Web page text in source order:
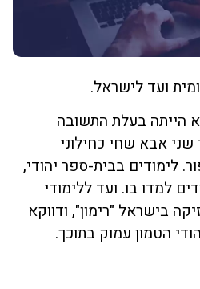
ועד לישראל.
הייתה בעלת התשובה
אבא שחי כחילוני
לימודים בבית-ספר יהודי,
למדו בו. ועד ללימודי
בישראל "רימון", ודווקא
הטמון עמוק בתוכך.